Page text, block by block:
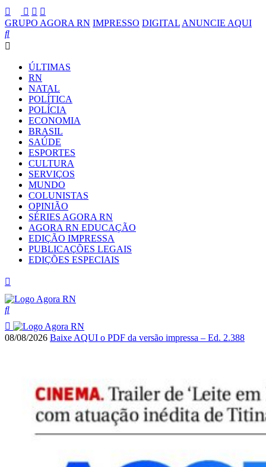
GRUPO AGORA RN IMPRESSO DIGITAL ANUNCIE AQUI
ÚLTIMAS
RN
NATAL
POLÍTICA
POLÍCIA
ECONOMIA
BRASIL
SAÚDE
ESPORTES
CULTURA
SERVIÇOS
MUNDO
COLUNISTAS
OPINIÃO
SÉRIES AGORA RN
AGORA RN EDUCAÇÃO
EDIÇÃO IMPRESSA
PUBLICAÇÕES LEGAIS
EDIÇÕES ESPECIAIS
08/08/2026 Baixe AQUI o PDF da versão impressa – Ed. 2.388